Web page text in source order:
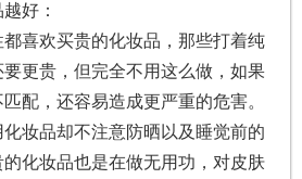
好：
喜欢买贵的化妆品，那些打着纯
更贵，但完全不用这么做，如果
配，还容易造成更严重的危害。
妆品却不注意防晒以及睡觉前的
化妆品也是在做无用功，对皮肤